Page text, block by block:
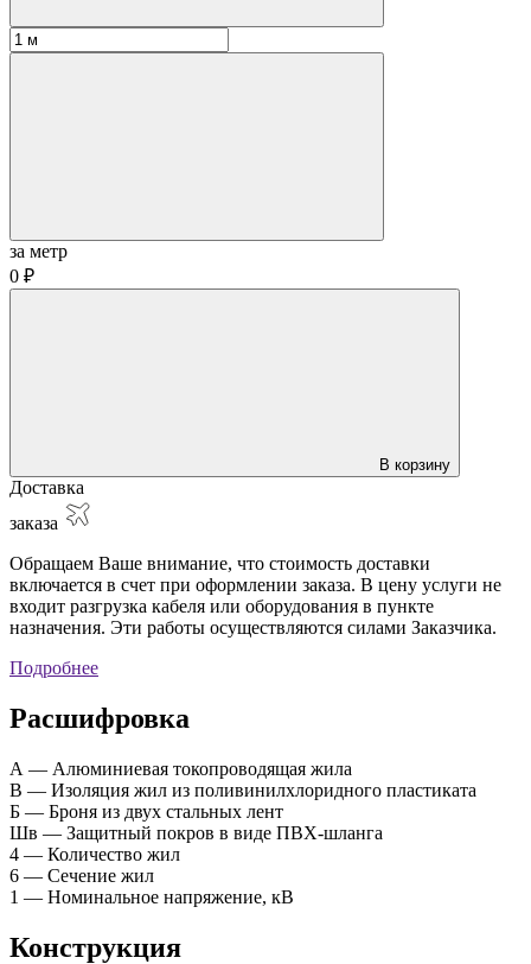
за метр
0 ₽
В корзину
Доставка
заказа
Обращаем Ваше внимание, что стоимость доставки
включается в счет при оформлении заказа. В цену услуги не
входит разгрузка кабеля или оборудования в пункте
назначения. Эти работы осуществляются силами Заказчика.
Подробнее
Расшифровка
А — Алюминиевая токопроводящая жила
В — Изоляция жил из поливинилхлоридного пластиката
Б — Броня из двух стальных лент
Шв — Защитный покров в виде ПВХ-шланга
4 — Количество жил
6 — Сечение жил
1 — Номинальное напряжение, кВ
Конструкция